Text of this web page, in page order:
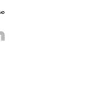
война
в Новороссии, ДНР,